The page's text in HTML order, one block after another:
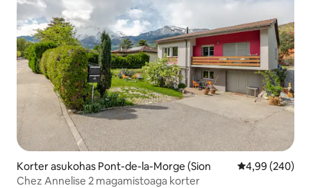
Korter asukohas Pont-de-la-Morge (Sion Keskmine
4,99 (240)
Chez Annelise 2 magamistoaga korter